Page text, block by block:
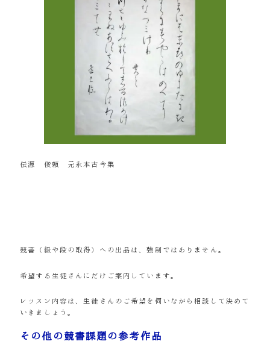
伝源 俊頼 元永本古今集
競書（級や段の取得）への出品は、強制ではありません。
希望する生徒さんにだけご案内しています。
レッスン内容は、生徒さんのご希望を伺いながら相談して決めて
いきましょう。
その他の競書課題の参考作品